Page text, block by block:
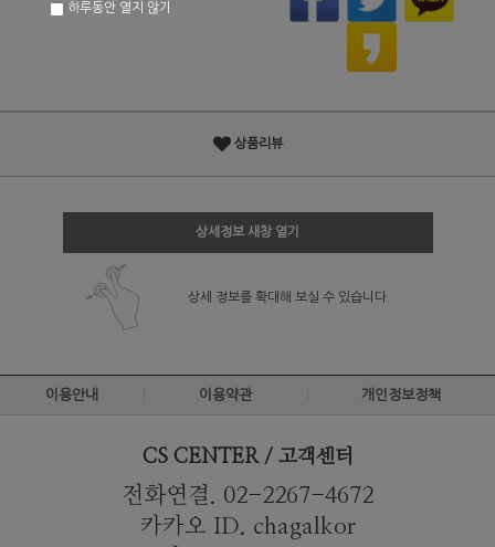
상품리뷰
상세정보 새창 열기
상세 정보를 확대해 보실 수 있습니다.
이용안내 이용약관 개인정보정책
CS CENTER / 고객센터
전화연결. 02-2267-4672
카카오 ID. chagalkor
하루동안 열지 않기